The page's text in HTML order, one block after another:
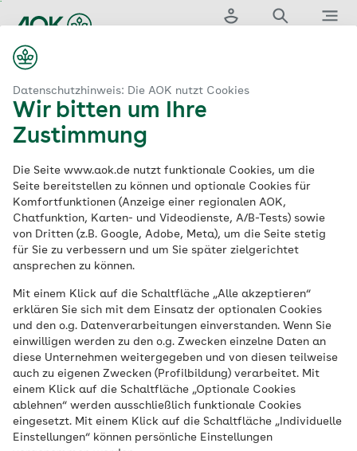
Datenschutzhinweis: Die AOK nutzt Cookies
Wir bitten um Ihre
Zustimmung
Die Seite www.aok.de nutzt funktionale Cookies, um die
Seite bereitstellen zu können und optionale Cookies für
Komfortfunktionen (Anzeige einer regionalen AOK,
Chatfunktion, Karten- und Videodienste, A/B-Tests) sowie
von Dritten (z.B. Google, Adobe, Meta), um die Seite stetig
für Sie zu verbessern und um Sie später zielgerichtet
ansprechen zu können.
Mit einem Klick auf die Schaltfläche „Alle akzeptieren“
erklären Sie sich mit dem Einsatz der optionalen Cookies
und den o.g. Datenverarbeitungen einverstanden. Wenn Sie
einwilligen werden zu den o.g. Zwecken einzelne Daten an
diese Unternehmen weitergegeben und von diesen teilweise
auch zu eigenen Zwecken (Profilbildung) verarbeitet. Mit
einem Klick auf die Schaltfläche „Optionale Cookies
ablehnen“ werden ausschließlich funktionale Cookies
eingesetzt. Mit einem Klick auf die Schaltfläche „Individuelle
Einstellungen“ können persönliche Einstellungen
Hauptinhalt
Hautärzte in
Bielefeld
Suche
20 km